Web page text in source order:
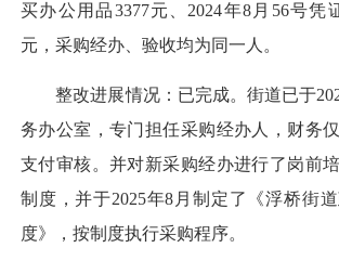
买办公用品3377元、2024年8月56号凭
元，采购经办、验收均为同一人。
整改进展情况：已完成。街道已于
务办公室，专门担任采购经办人，财务
支付审核。并对新采购经办进行了岗前
制度，并于2025年8月制定了《浮桥街
度》，按制度执行采购程序。